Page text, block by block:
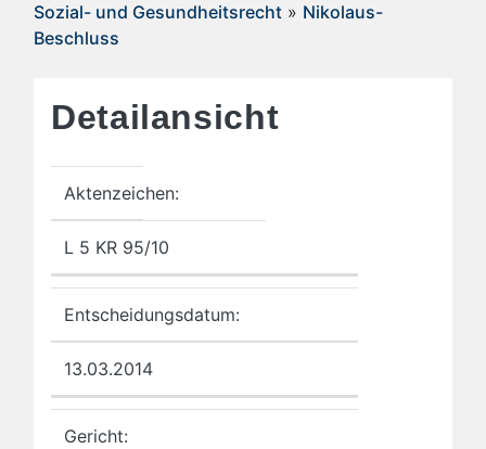
Sozial- und Gesundheitsrecht » Nikolaus-
Beschluss
Detailansicht
Aktenzeichen:
L 5 KR 95/10
Entscheidungsdatum:
13.03.2014
Gericht: